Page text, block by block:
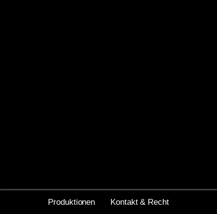
Produktionen Kontakt & Recht